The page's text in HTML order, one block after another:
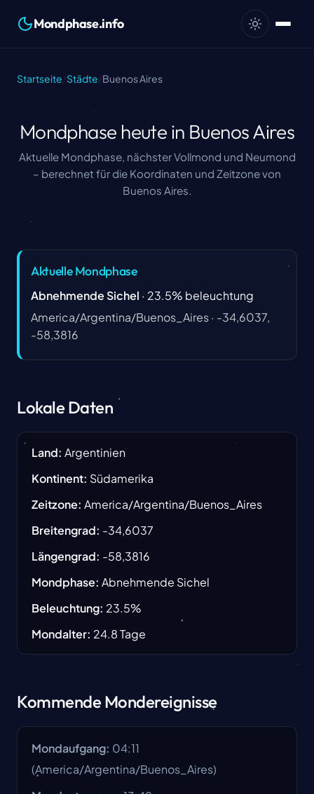
Mondphase.info
Startseite Städte Buenos Aires
Mondphase heute in Buenos Aires
Aktuelle Mondphase, nächster Vollmond und Neumond
– berechnet für die Koordinaten und Zeitzone von
Buenos Aires.
Aktuelle Mondphase
Abnehmende Sichel · 23.5% beleuchtung
America/Argentina/Buenos_Aires· -34,6037,
-58,3816
Lokale Daten
Land: Argentinien
Kontinent: Südamerika
Zeitzone: America/Argentina/Buenos_Aires
Breitengrad: -34,6037
Längengrad: -58,3816
Mondphase: Abnehmende Sichel
Beleuchtung: 23.5%
Mondalter: 24.8Tage
Kommende Mondereignisse
Mondaufgang: 04:11
(America/Argentina/Buenos_Aires)